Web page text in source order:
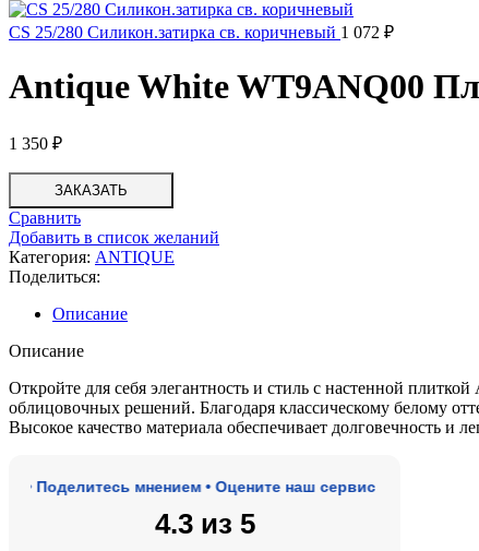
CS 25/280 Силикон.затирка св. коричневый 1 072 ₽
Antique White WT9ANQ00
1 350 ₽
ЗАКАЗАТЬ
Сравнить
Добавить в список желаний
Категория: ANTIQUE
Поделиться:
Описание
Описание
Откройте для себя элегантность и стиль с настенной
облицовочных решений. Благодаря классическому белому
Высокое качество материала обеспечивает долговечность
мнением • Оцените наш сервис
4.3 из 5★★★★★